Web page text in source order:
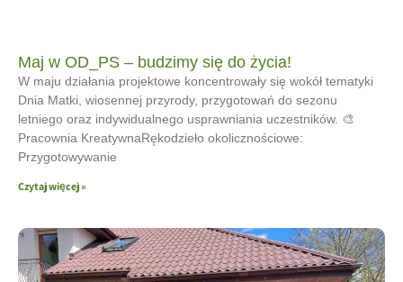
Maj w OD_PS – budzimy się do życia!
W maju działania projektowe koncentrowały się wokół tematyki
Dnia Matki, wiosennej przyrody, przygotowań do sezonu
letniego oraz indywidualnego usprawniania uczestników. 🎨
Pracownia KreatywnaRękodzieło okolicznościowe:
Przygotowywanie
Czytaj więcej »